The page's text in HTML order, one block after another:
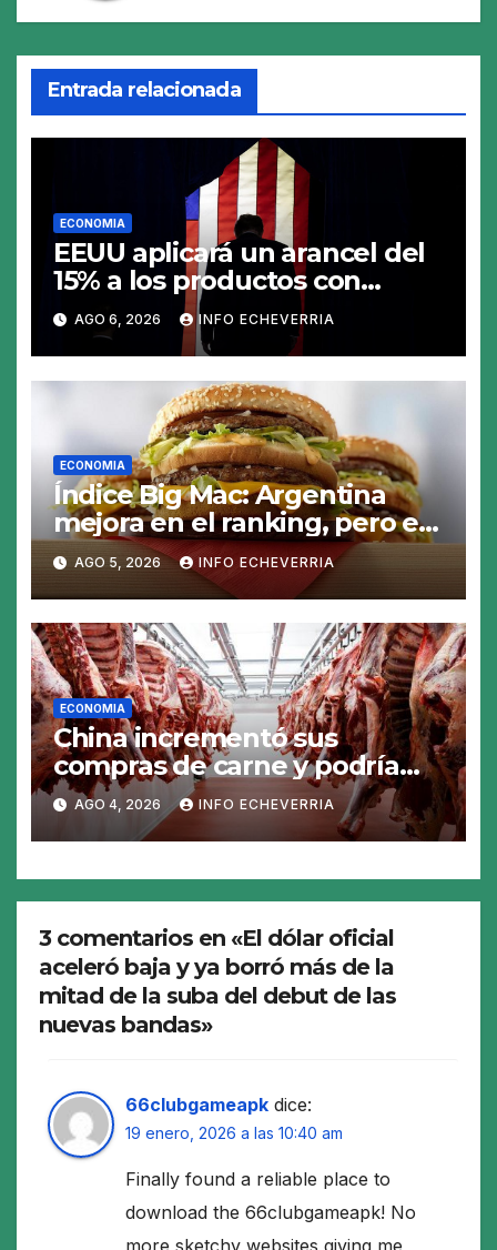
Entrada relacionada
ECONOMIA
EEUU aplicará un arancel del
15% a los productos con
polisilicio para frenar el
avance de China
AGO 6, 2026 INFO ECHEVERRIA
ECONOMIA
Índice Big Mac: Argentina
mejora en el ranking, pero el
peso sigue sobrevaluado un
19%
AGO 5, 2026 INFO ECHEVERRIA
ECONOMIA
China incrementó sus
compras de carne y podría
abrirse una oportunidad para
la Argentina
AGO 4, 2026 INFO ECHEVERRIA
3 comentarios en «El dólar oficial
aceleró baja y ya borró más de la
mitad de la suba del debut de las
nuevas bandas»
66clubgameapk dice:
19 enero, 2026 a las 10:40 am
Finally found a reliable place to
download the 66clubgameapk! No
more sketchy websites giving me